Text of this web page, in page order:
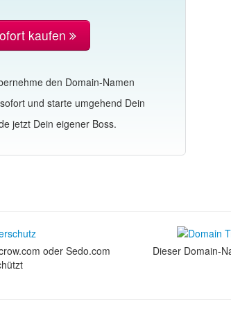
kaufen
den Domain-Namen
und starte umgehend Dein
jetzt Dein eigener Boss.
oder Sedo.com
Dieser Domain-